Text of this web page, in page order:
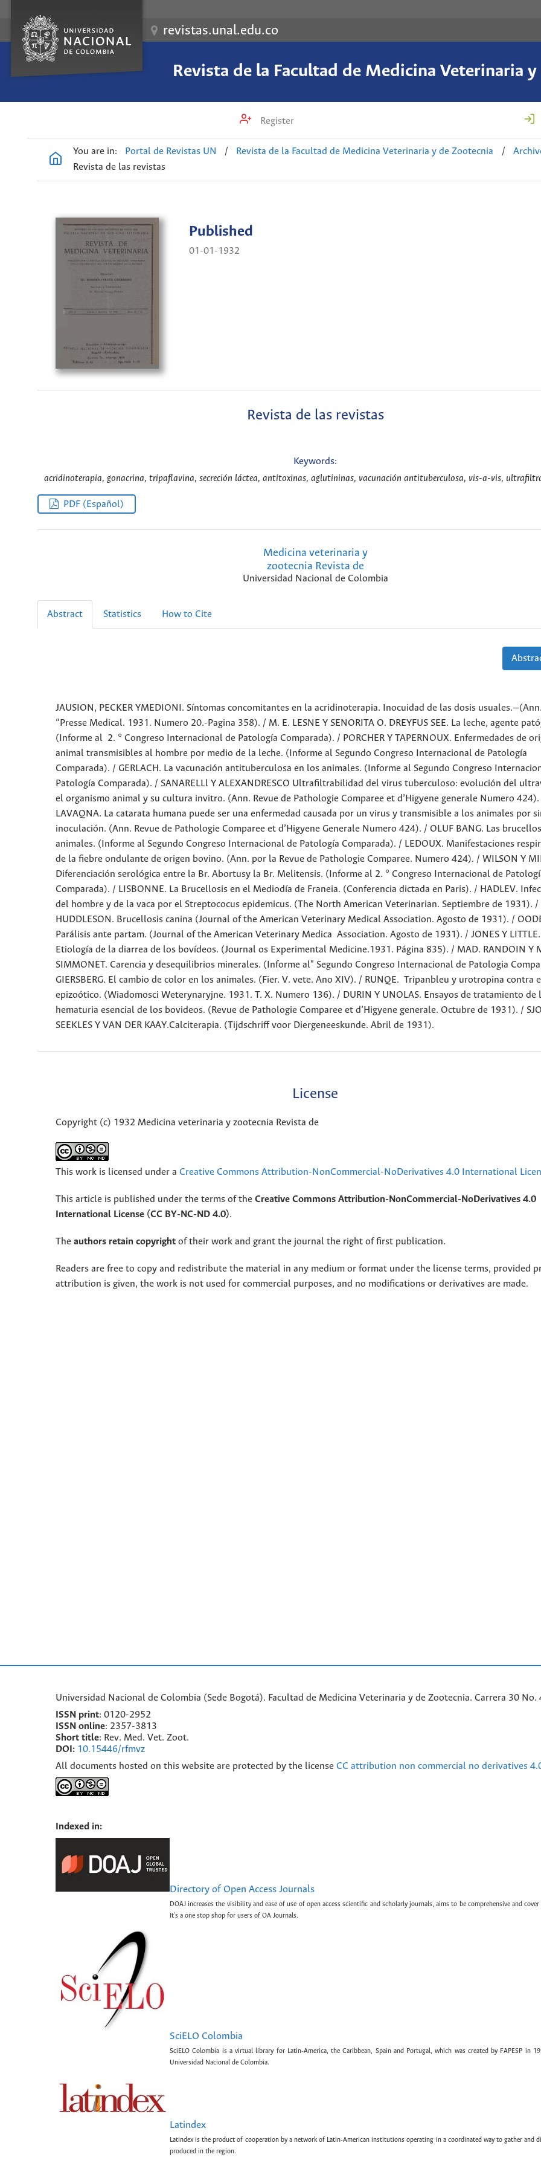
revistas.unal.edu.co
Revista de la Facultad de Medicina Veterinaria
Register
You are in: Portal de Revistas UN / Revista de la Facultad de Medicina Veterinaria y de Zootecnia /
Revista de las revistas
Published
01-01-1932
Revista de las revistas
Keywords:
acridinoterapia, gonacrina, tripaflavina, secreción láctea, antitoxinas, aglutininas, vacunación antituberculosa, vis-a-vis,
PDF (Español)
Medicina veterinaria y
zootecnia Revista de
Universidad Nacional de Colombia
Abstract Statistics How to Cite
JAUSION, PECKER YMEDIONI. Síntomas concomitantes en la acridinoterapia. Inocuidad de las dosis usuales.—(Ann.
“Presse Medical. 1931. Numero 20.-Pagina 358). / M. E. LESNE Y SENORITA O. DREYFUS SEE. La leche, agente
(Informe al 2. ° Congreso Internacional de Patología Comparada). / PORCHER Y TAPERNOUX. Enfermedades de
animal transmisibles al hombre por medio de la leche. (Informe al Segundo Congreso Internacional de Patología
Comparada). / GERLACH. La vacunación antituberculosa en los animales. (Informe al Segundo Congreso
Patología Comparada). / SANARELLl Y ALEXANDRESCO Ultrafiltrabilidad del virus tuberculoso: evolución del
el organismo animal y su cultura invitro. (Ann. Revue de Pathologie Comparee et d’Higyene generale Numero 424).
LAVAQNA. La catarata humana puede ser una enfermedad causada por un virus y transmisible a los animales por
inoculación. (Ann. Revue de Pathologie Comparee et d’Higyene Generale Numero 424). / OLUF BANG. Las
animales. (Informe al Segundo Congreso Internacional de Patología Comparada). / LEDOUX. Manifestaciones
de la fiebre ondulante de origen bovino. (Ann. por la Revue de Pathologie Comparee. Numero 424). / WILSON Y
Diferenciación serológica entre la Br. Abortusy la Br. Melitensis. (Informe al 2. ° Congreso Internacional de
Comparada). / LISBONNE. La Brucellosis en el Mediodía de Franeia. (Conferencia dictada en Paris). / HADLEV.
del hombre y de la vaca por el Streptococus epidemicus. (The North American Veterinarian. Septiembre de 1931). /
HUDDLESON. Brucellosis canina (Journal of the American Veterinary Medical Association. Agosto de 1931). /
Parálisis ante partam. (Journal of the American Veterinary Medica Association. Agosto de 1931). / JONES Y LITTLE.
Etiología de la diarrea de los bovídeos. (Journal os Experimental Medicine.1931. Página 835). / MAD. RANDOIN Y
SIMMONET. Carencia y desequilibrios minerales. (Informe al" Segundo Congreso Internacional de Patologia
GIERSBERG. El cambio de color en los animales. (Fier. V. vete. Ano XIV). / RUNQE. Tripanbleu y urotropina contra
epizoótico. (Wiadomosci Weterynaryjne. 1931. T. X. Numero 136). / DURIN Y UNOLAS. Ensayos de tratamiento de
hematuria esencial de los bovideos. (Revue de Pathologie Comparee et d’Higyene generale. Octubre de 1931). /
SEEKLES Y VAN DER KAAY.Calciterapia. (Tijdschriff voor Diergeneeskunde. Abril de 1931).
License
Copyright (c) 1932 Medicina veterinaria y zootecnia Revista de
This work is licensed under a Creative Commons Attribution-NonCommercial-NoDerivatives 4.0 International
This article is published under the terms of the Creative Commons Attribution-NonCommercial-NoDerivatives 4.0
International License (CC BY-NC-ND 4.0).
The authors retain copyright of their work and grant the journal the right of first publication.
Readers are free to copy and redistribute the material in any medium or format under the license terms, provided
attribution is given, the work is not used for commercial purposes, and no modifications or derivatives are made.
Universidad Nacional de Colombia (Sede Bogotá). Facultad de Medicina Veterinaria y de Zootecnia. Carrera 30
ISSN print: 0120-2952
SSN online: 2357-3813
Short title: Rev. Med. Vet. Zoot.
DOI: 10.15446/rfmvz
All documents hosted on this website are protected by the license CC attribution non commercial no derivatives
Indexed in:
Directory of Open Access Journals
DOAJ increases the visibility and ease of use of open access scientific and scholarly journals, aims to be comprehensive and
It's a one stop shop for users of OA Journals.
SciELO Colombia
SciELO Colombia is a virtual library for Latin-America, the Caribbean, Spain and Portugal, which was created by FAPESP in
Universidad Nacional de Colombia.
Latindex
Latindex is the product of cooperation by a network of Latin-American institutions operating in a coordinated way to gather
produced in the region.